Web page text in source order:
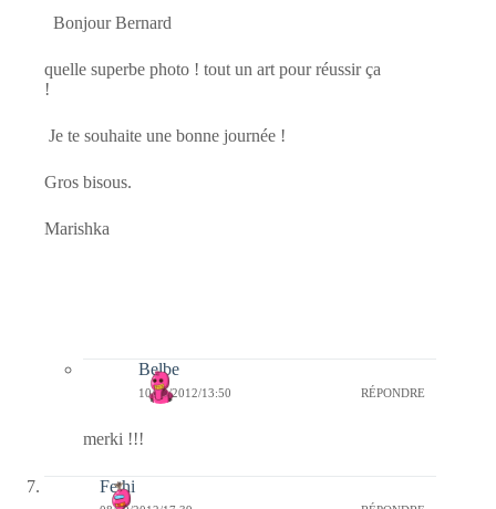
Bonjour Bernard
quelle superbe photo ! tout un art pour réussir ça
!
Je te souhaite une bonne journée !
Gros bisous.
Marishka
Belbe
10/09/2012/13:50 RÉPONDRE
merki !!!
Fethi